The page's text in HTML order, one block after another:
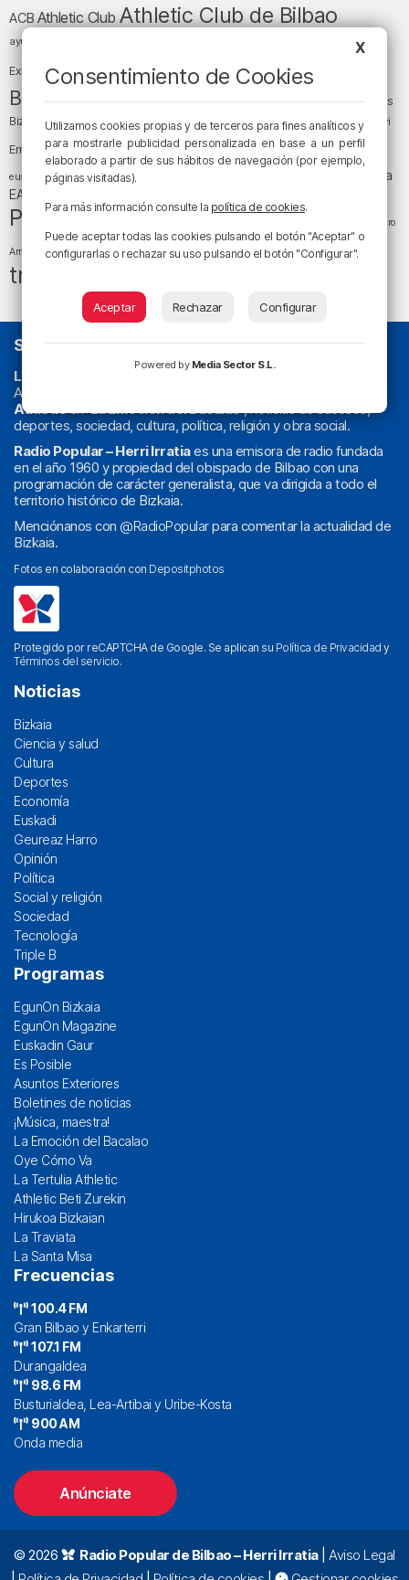
ACBAthletic ClubAthletic Club de Bilbao
ayuntamiento de Bilbao BEC (Bilbao
Exhibition Center) BilbaoBilbao Basket Bizkaia
Bizkaia y sus comarcas Copa del Rey cultura Cáritas
Bizkaia
Deusto Diócesis de Bilbao Egunon Bizkaia el tiempo Enkarterri
Ernesto Valverde Ertzaintza Euskadi (País Vasco)
euskera fiestas fútbol LaLiga
LaLiga
EA Sports
Política sociedadsucesos Teatro
Arriaga tiempotiempo atmosféricotráfico
tráfico en Bizkaia
SOBRE NOSOTROS
La radio sin cadenas
. Desde 1960 haciendo radio en Bilbao.
Actualidad y
Athletic
deportes, sociedad, cultura, política, religión y obra social.
Radio Popular – Herri Irratiaes una emisora de radio fundada
en el año 1960 y propiedad del obispado de Bilbao con una
programación de carácter generalista, que va dirigida a todo el
territorio histórico de Bizkaia.
Menciónanos con @RadioPopularpara comentar la actualidad de
Bizkaia.
Fotos en colaboración con Depositphotos
Protegido por reCAPTCHA de Google. Se aplican su Política de Privacidad y
Términos del servicio.
Noticias
Bizkaia
Ciencia y salud
Cultura
Deportes
Economía
Euskadi
Geureaz Harro
Opinión
Política
Social y religión
Sociedad
Tecnología
Triple B
Programas
EgunOn Bizkaia
EgunOn Magazine
Euskadin Gaur
Es Posible
Asuntos Exteriores
Boletines de noticias
¡Música, maestra!
La Emoción del Bacalao
Oye Cómo Va
La Tertulia Athletic
Athletic Beti Zurekin
Hirukoa Bizkaian
La Traviata
La Santa Misa
Frecuencias
100.4 FM
Gran Bilbao y Enkarterri
107.1 FM
Durangaldea
98.6 FM
Busturialdea, Lea-Artibai y Uribe-Kosta
900 AM
Onda media
Anúnciate
© 2026 Radio Popular de Bilbao – Herri Irratia| Aviso Legal
X
Consentimiento de Cookies
Utilizamos cookies propias y de terceros para fines analíticos y
para mostrarle publicidad personalizada en base a un perfil
elaborado a partir de sus hábitos de navegación (por ejemplo,
páginas visitadas).
Para más información consulte la política de cookies.
Puede aceptar todas las cookies pulsando el botón "Aceptar" o
configurarlas o rechazar su uso pulsando el botón "Configurar".
Aceptar Rechazar Configurar
Powered by Media Sector S.L.